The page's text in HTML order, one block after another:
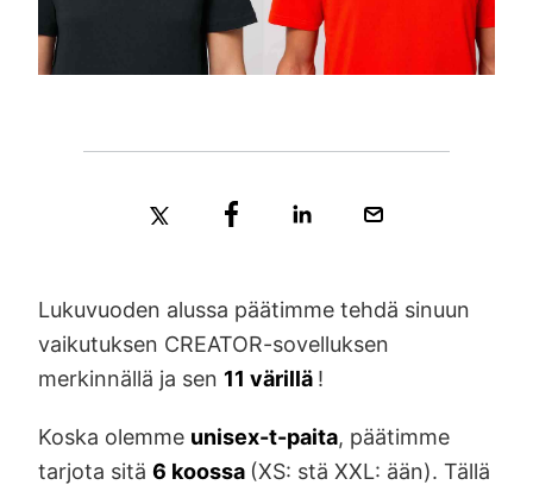
Lukuvuoden alussa päätimme tehdä sinuun
vaikutuksen CREATOR-sovelluksen
merkinnällä ja sen 11 värillä !
Koska olemme unisex-t-paita, päätimme
tarjota sitä 6 koossa (XS: stä XXL: ään). Tällä